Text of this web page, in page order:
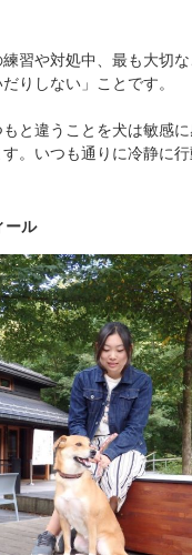
習や対処中、最も大切
りしない」ことです。
と違うことを犬は敏感
。いつも通りに冷静に
ール